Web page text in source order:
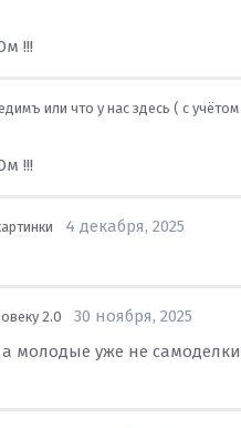
!!!
или что у нас здесь ( с
!!!
4 декабря, 2025
2.0
30 ноября, 2025
молодые уже не